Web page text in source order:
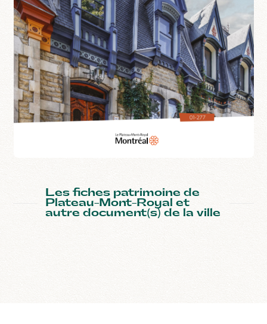
Les fiches patrimoine de
Plateau-Mont-Royal et
autre document(s) de la ville